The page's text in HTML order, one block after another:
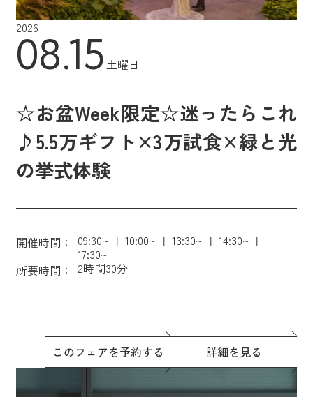
2026
08.15土曜日
☆お盆Week限定☆迷ったらこれ
♪5.5万ギフト×3万試食×緑と光
の挙式体験
開催時間： 09:30~ 10:00~ 13:30~
14:30~
17:30~
所要時間：
2時間30分
このフェアを予約する 詳細を見る